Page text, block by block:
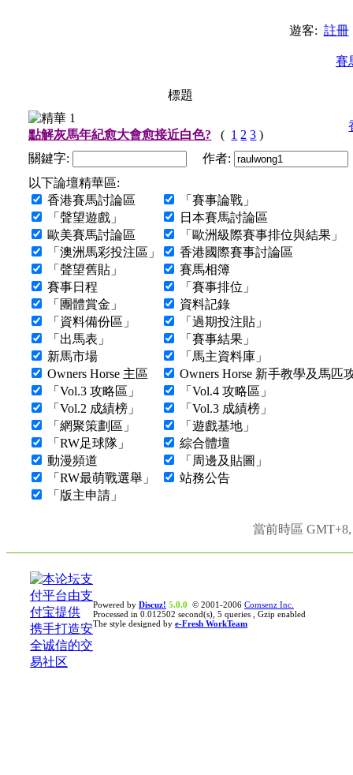
遊客: 註冊
賽
標題
點解灰馬年紀愈大會愈接近白色? ( 1 2 3 )
關鍵字: 作者:
以下論壇精華區:
香港賽馬討論區
「賽事論戰」
「聲望遊戲」
日本賽馬討論區
歐美賽馬討論區
「歐洲級際賽事排位與結果」
「澳洲馬彩投注區」
香港國際賽事討論區
「聲望舊貼」
賽馬相簿
賽事日程
「賽事排位」
「團體賞金」
資料記錄
「資料備份區」
「過期投注貼」
「出馬表」
「賽事結果」
新馬市場
「馬主資料庫」
Owners Horse 主區
Owners Horse 新手教學及馬匹
「Vol.3 攻略區」
「Vol.4 攻略區」
「Vol.2 成績榜」
「Vol.3 成績榜」
「網聚策劃區」
「遊戲基地」
「RW足球隊」
綜合體壇
動漫頻道
「周邊及貼圖」
「RW最萌戰選舉」
站務公告
「版主申請」
當前時區
Powered by Discuz! 5.0.0 © 2001-2006 Comsenz Inc.
Processed in 0.012502 second(s), 5 queries , Gzip enabled
The style designed by e-Fresh WorkTeam